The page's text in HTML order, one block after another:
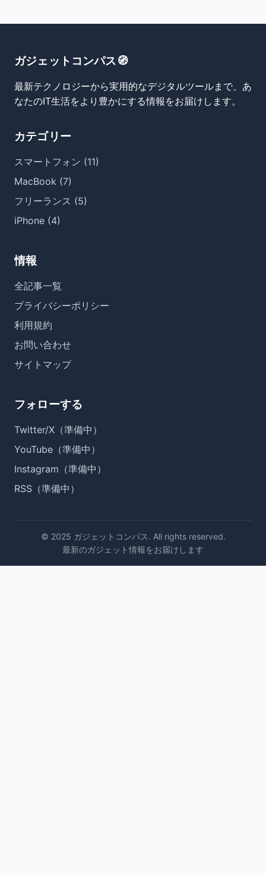
ガジェットコンパス🧭
最新テクノロジーから実用的なデジタルツールまで、あ
なたのIT生活をより豊かにする情報をお届けします。
カテゴリー
スマートフォン (11)
MacBook (7)
フリーランス (5)
iPhone (4)
情報
全記事一覧
プライバシーポリシー
利用規約
お問い合わせ
サイトマップ
フォローする
Twitter/X（準備中）
YouTube（準備中）
Instagram（準備中）
RSS（準備中）
© 2025 ガジェットコンパス. All rights reserved.
最新のガジェット情報をお届けします